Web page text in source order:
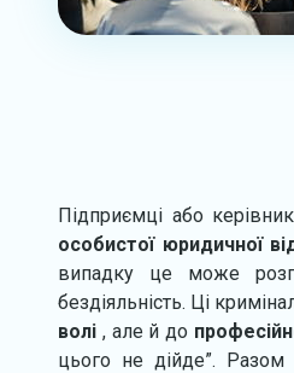
Підприємці або
особистої юридичної
випадку це може
бездіяльність. Ці
волі , але й до
цього не дійде”. Разом